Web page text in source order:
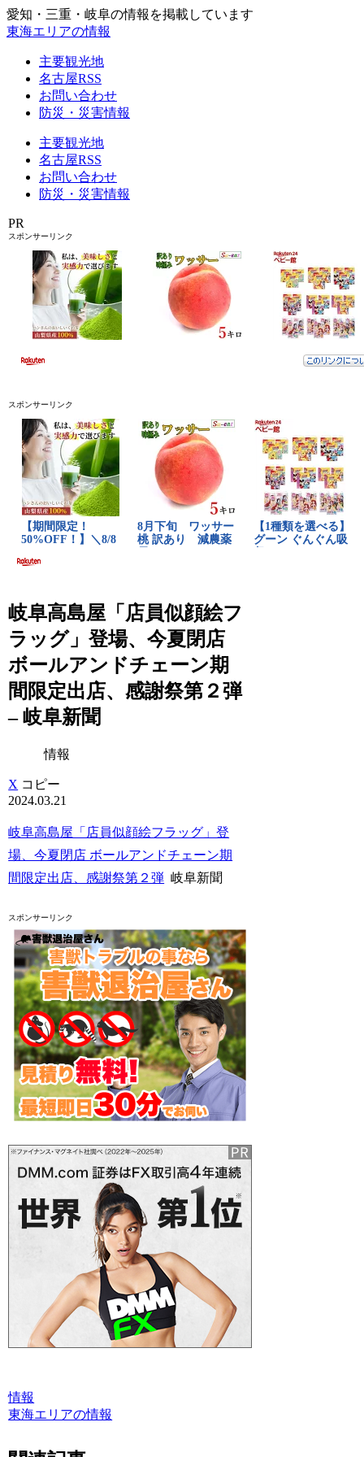
愛知・三重・岐阜の情報を掲載しています
東海エリアの情報
主要観光地
名古屋RSS
お問い合わせ
防災・災害情報
主要観光地
名古屋RSS
お問い合わせ
防災・災害情報
PR
スポンサーリンク
スポンサーリンク
岐阜高島屋「店員似顔絵フ
ラッグ」登場、今夏閉店
ボールアンドチェーン期
間限定出店、感謝祭第２弾
– 岐阜新聞
情報
X コピー
2024.03.21
岐阜高島屋「店員似顔絵フラッグ」登
場、今夏閉店 ボールアンドチェーン期
間限定出店、感謝祭第２弾 岐阜新聞
スポンサーリンク
情報
東海エリアの情報